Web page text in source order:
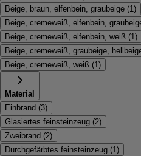
Beige, braun, elfenbein, graubeige (1)
Beige, cremeweiß, elfenbein,
Beige, cremeweiß, elfenbein, weiß (1)
Beige, cremeweiß, graubeige,
Beige, cremeweiß, weiß (1)
Material
Einbrand (3)
Glasiertes feinsteinzeug (2)
Zweibrand (2)
Durchgefärbtes feinsteinzeug (1)